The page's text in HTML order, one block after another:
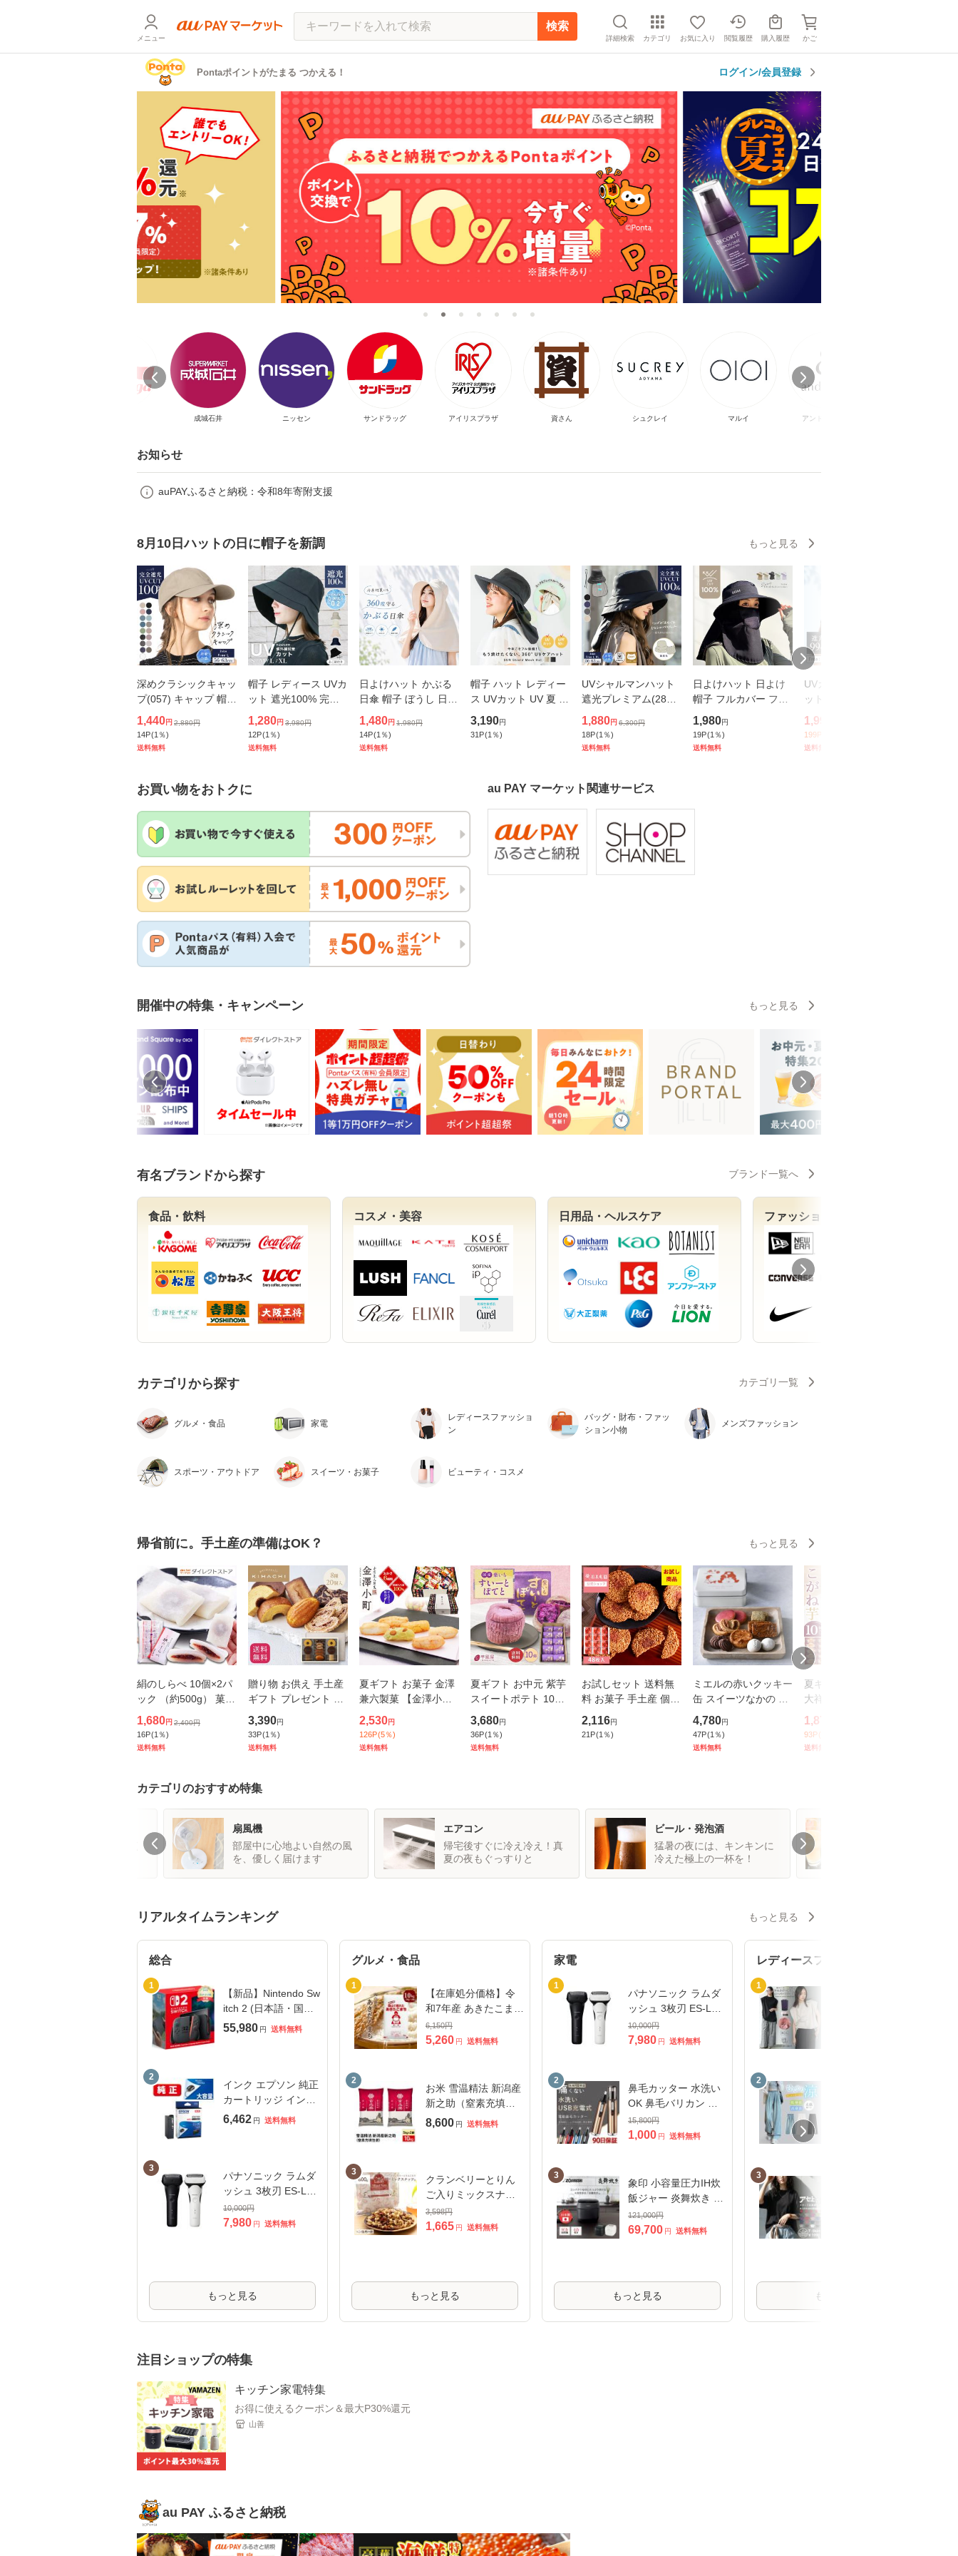
メニュー
検索
詳細検索 カテゴリ お気に入り 閲覧履歴 購入履歴 かご
Pontaポイントがたまる つかえる！ ログイン/会員登録
成城石井 ニッセン サンドラッグ アイリスプラザ 資さん シュクレイ マルイ アンドハビット
お知らせ
auPAYふるさと納税：令和8年寄附支援
8月10日ハットの日に帽子を新調 もっと見る
深めクラシックキャッ
プ(057) キャップ 帽子
レディース 大きいサ
イズ 完全遮光 UVカッ
ト つば広 自転車 日よ
1,440円 2,880円
14P(1 ％)
送料無料
帽子 レディース UVカ
ット 遮光100% 完全
遮光 大きめ つば広 大
きいサイズ おしゃれ
飛ばない あご紐 かぶ
1,280円 3,980円
12P(1 ％)
送料無料
日よけハット かぶる
日傘 帽子 ぼうし 日除
け 熱中症対策 UV対策
UVカット 紫外線対策
夏 あご紐 折りたたみ
1,480円 1,980円
14P(1 ％)
送料無料
帽子 ハット レディー
ス UVカット UV 夏 春
つば広 日よけ UPF50
+ 日焼け サファリハ
3,190円
31 P(1 ％)
UVシャルマンハット
遮光プレミアム(282)
帽子 レディース 大き
いサイズ 完全遮光 遮
光100% UVカット つ
1,880円 6,300円
18P(1 ％)
送料無料
日よけハット 日よけ
帽子 フルカバー フェ
イスカバー レディー
ス 猛暑 熱中症対策 U
V対策 UVカット 紫外
1,980円
19P(1 ％)
送料無料
UVカット 帽子 UVカ
ット率100％ 遮光率9
9.99％以上 UPF50+ U
Vハット 日本企業企画
日除け帽子 ワイヤー
1,999
199P
送料無料
お買い物をおトクに au PAY マーケット関連サービス
開催中の特集・キャンペーン もっと見る
有名ブランドから探す ブランド一覧へ
食品・飲料 コスメ・美容 日用品・ヘルスケア ファッション
カテゴリから探す カテゴリ一覧
グルメ・食品 家電
レディースファッショ
ン
バッグ・財布・ファッ
ション小物
メンズファッション
スポーツ・アウトドア スイーツ・お菓子 ビューティ・コスメ
帰省前に。手土産の準備はOK？ もっと見る
絹のしらべ 10個×2パ
ック （約500g） 菓子
和菓子 スイーツ 手土
産 土産 お供え あんこ
つぶあん 粒あん 餅 お
1,680円 2,400円
16P(1 ％)
送料無料
贈り物 お供え 手土産
ギフト プレゼント パ
ティスリー キハチ 焼
菓子ギフト 8種20個入
送料無料 結婚 出産 内
3,390円
33P(1 ％)
送料無料
夏ギフト お菓子 金澤
兼六製菓 【金澤小
町】 6種 詰合せ ひと
くちおかき 誕生日 引
越し ご挨拶 帰省 手土
2,530円
126P(5％)
送料無料
夏ギフト お中元 紫芋
スイートポテト 10個
入り プチギフト 手土
産 送料無料 小分け 和
菓子 お取り寄せスイ
3,680円
36P(1 ％)
送料無料
お試しセット 送料無
料 お菓子 手土産 個包
装 せんべい ｜ 博多風
美庵 博多明太えびせ
2,116円
21 P(1 ％)
ミエルの赤いクッキー
缶 スイーツなかの ス
イーツ デザート 洋菓
子 焼き菓子 フランス
菓子 プレゼント 手土
4,780円
47P(1 ％)
送料無料
夏ギフト お菓子 中島
大祥堂 こがね芋 10個
セット 和風 スイート
ポテト なると金時芋
個包装 誕生日 ご挨拶
1,870
93P(
送料無料
カテゴリのおすすめ特集
扇風機
部屋中に心地よい自然の風
を、優しく届けます
エアコン
帰宅後すぐに冷え冷え！真
夏の夜もぐっすりと
ビール・発泡酒
猛暑の夜には、キンキンに
冷えた極上の一杯を！
リアルタイムランキング もっと見る
総合
1
【新品】Nintendo Sw
itch 2 (日本語・国内
専用) 任天堂 BEE-S-K
55,980 円 送料無料
2
インク エプソン 純正
カートリッジ インク
カートリッジ IB07KB
6,462 円 送料無料
3
パナソニック ラムダ
ッシュ 3枚刃 ES-L32
0W
10,000円
7,980 円 送料無料
もっと見る
グルメ・食品
1
【在庫処分価格】令
和7年産 あきたこまち
10kg (5kg×2袋) 岡山
県産 ブランド米 米 お
不可
6,150円
5,260 円 送料無料
2
お米 雪温精法 新潟産
新之助（窒素充填包
装） 10kg（5kg×2
8,600 円 送料無料
3
クランベリーとりん
ご入りミックスナッ
ツ 600g 無塩 ナッツ
くるみ カシューナッ
3,598円
1,665 円 送料無料
もっと見る
家電
1
パナソニック ラムダ
ッシュ 3枚刃 ES-L32
0W
10,000円
7,980 円 送料無料
2
鼻毛カッター 水洗い
OK 鼻毛バリカン 父
の日 むだ毛 鼻毛切り
鼻毛 はさみ 耳毛剃り
トカッター
15,800円
1,000 円 送料無料
3
象印 小容量圧力IH炊
飯ジャー 炎舞炊き 鉄
（くろがね仕込み）
豪炎かまど釜 4合炊き
121,000円
69,700 円 送料無料
もっと見る
レディースファッション
1
2
3
もっと見る
注目ショップの特集
キッチン家電特集
お得に使えるクーポン＆最大P30%還元
山善
au PAY ふるさと納税